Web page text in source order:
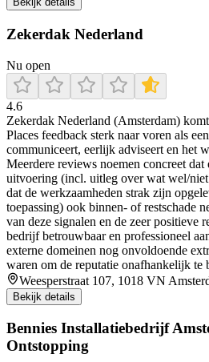
Zekerdak Nederland
Nu open
4.6
Zekerdak Nederland (Amsterdam)
Places feedback sterk naar voren als
communiceert, eerlijk adviseert en het
Meerdere reviews noemen concreet dat
uitvoering (incl. uitleg over wat wel/niet
dat de werkzaamheden strak zijn
toepassing) ook binnen- of restschade
van deze signalen en de zeer positieve
bedrijf betrouwbaar en professioneel
externe domeinen nog onvoldoende
waren om de reputatie onafhankelijk te
Weesperstraat 107, 1018 VN
Bekijk details
Bennies Installatiebedrijf
Ontstopping